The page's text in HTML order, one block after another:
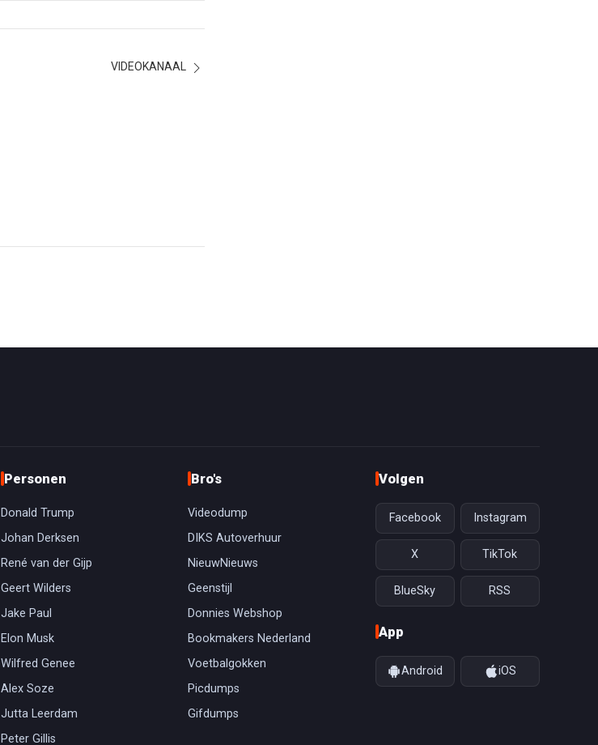
VIDEOKANAAL
Personen
Donald Trump
Johan Derksen
René van der Gijp
Geert Wilders
Jake Paul
Elon Musk
Wilfred Genee
Alex Soze
Jutta Leerdam
Peter Gillis
Bro's
Videodump
DIKS Autoverhuur
NieuwNieuws
Geenstijl
Donnies Webshop
Bookmakers Nederland
Voetbalgokken
Picdumps
Gifdumps
Volgen
Facebook Instagram
X TikTok
BlueSky RSS
App
Android iOS